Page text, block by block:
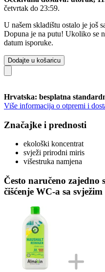
četvrtak do 23:59.
U našem skladištu ostalo je još
Dopuna je na putu! Ukoliko se
datum isporuke.
Dodajte u košaricu
Hrvatska: besplatna
Više informacija o otpremi i
Značajke i prednosti
ekološki koncentrat
svježi prirodni miris
višestruka namjena
Često naručeno zajedno
čišćenje WC-a sa